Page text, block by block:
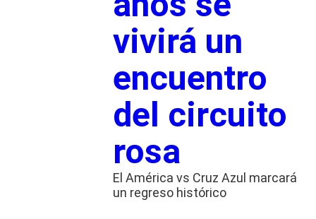
vivirá un
encuentro
del circuito
rosa
El América vs Cruz Azul marcará
un regreso histórico